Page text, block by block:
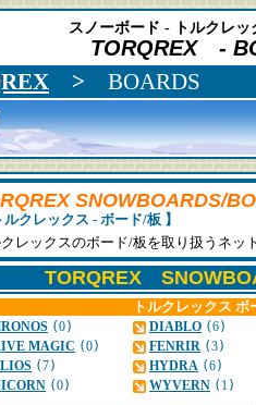
スノーボード - トルクレ
TORQREX -
> BOARDS
SNOWBOARDS/
ルクレックス - ボード/板 】
クレックスのボード/板を取り扱うネッ
TORQREX
トルクレックス ボ
(0) DIABLO (6)
MAGIC (0) FENRIR (3)
(7) HYDRA (6)
(0) WYVERN ( 1)